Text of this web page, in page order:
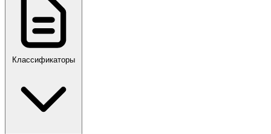
Классификаторы